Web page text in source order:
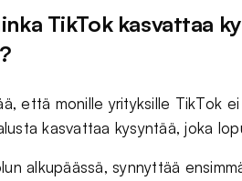
TikTok kasvattaa
että monille yrityksille TikTok
kasvattaa kysyntää, joka
alkupäässä, synnyttää